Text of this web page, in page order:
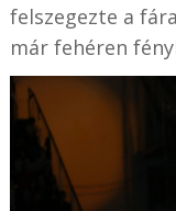
felszegezte a
már fehéren